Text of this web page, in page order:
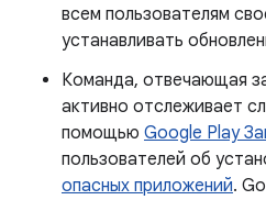
всем пользователям
устанавливать
Команда, отвечающая
активно отслеживает
помощью Google Play
пользователей об
опасных приложений.